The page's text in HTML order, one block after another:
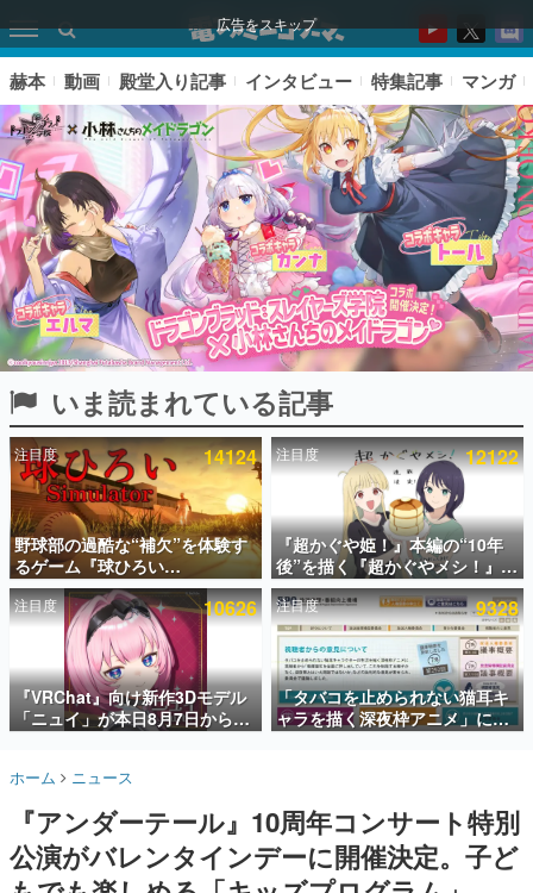
広告をスキップ
ピックアップ
電ファミのいま読まれている記事ランキング
アプリセール情報
インタビュー
連載・特集一覧
殿堂入り記事
SNS拡散数が数千以上！ ページビュー数万以上！ などな
ど。多くの人々に読まれた、電ファミ渾身の“殿堂入り”記
事をまとめました。
名作ゲームクリエイターの方々に製作時のエピソードをお
きます。
赫本
この物語を解いてはいけない。『赫本』は、〈試験問題〉
赫本 動画 殿堂入り記事 インタビュー 特集記事 マンガ
いま読まれている記事
注目度 14124
野球部の過酷な“補欠”を体験す
るゲーム『球ひろい
Simulator』が「1件」のウィッ
シュリストをもとにチェコ語に
対応しSNSで話題に。『キング
ダム・カム』開発元やチェコの
プロ野球選手から称賛の声
注目度 12122
『超かぐや姫！』本編の“10年
後”を描く『超かぐやメシ！』
Web連載決定。新たなWebマン
ガレーベル「ビビビコミック」
にて特別話が掲載スタート、あ
のお話には…まだ続きがある！
注目度 10626
『VRChat』向け新作3Dモデル
「ニュイ」が本日8月7日から
BOOTHにて発売。瞳に光る星
わいい
注目度 9328
「タバコを止められない猫耳キ
ャラを描く深夜枠アニメ」に視
聴者の一部から批判意見。違法
ホーム ニュース
『アンダーテール』10周年コンサート特別
公演がバレンタインデーに開催決定。子ど